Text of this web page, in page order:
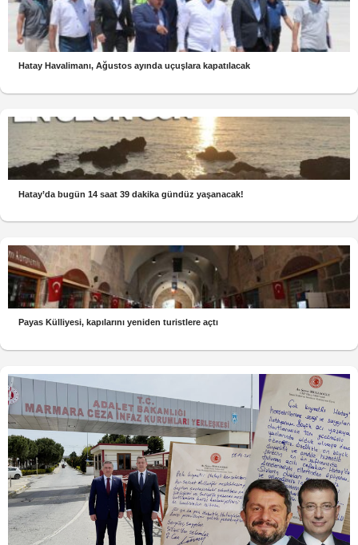
Hatay Havalimanı, Ağustos ayında uçuşlara kapatılacak
Hatay’da bugün 14 saat 39 dakika gündüz yaşanacak!
Payas Külliyesi, kapılarını yeniden turistlere açtı